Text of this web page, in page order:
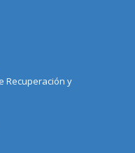
Recuperación y